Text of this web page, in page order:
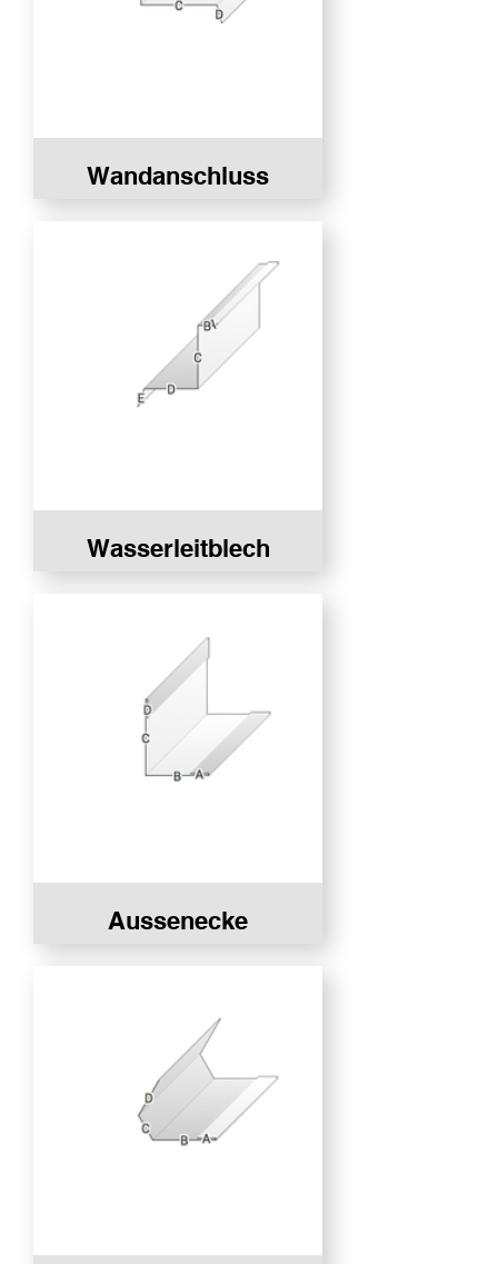
Wandanschluss
Wasserleitblech
Aussenecke